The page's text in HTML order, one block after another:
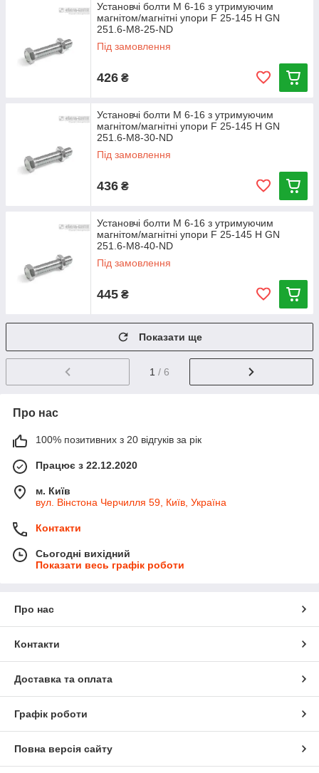
Установчі болти М 6-16 з утримуючим
магнітом/магнітні упори F 25-145 Н GN
251.6-M8-25-ND
Під замовлення
426 ₴
Установчі болти М 6-16 з утримуючим
магнітом/магнітні упори F 25-145 Н GN
251.6-M8-30-ND
Під замовлення
436 ₴
Установчі болти М 6-16 з утримуючим
магнітом/магнітні упори F 25-145 Н GN
251.6-M8-40-ND
Під замовлення
445 ₴
Показати ще
1 / 6
Про нас
100% позитивних з 20 відгуків за рік
Працює з 22.12.2020
м. Київ
вул. Вінстона Черчилля 59, Київ, Україна
Контакти
Сьогодні вихідний
Показати весь графік роботи
Про нас
Контакти
Доставка та оплата
Графік роботи
Повна версія сайту